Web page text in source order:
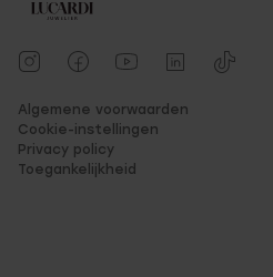
Algemene voorwaarden
Cookie-instellingen
Privacy policy
Toegankelijkheid